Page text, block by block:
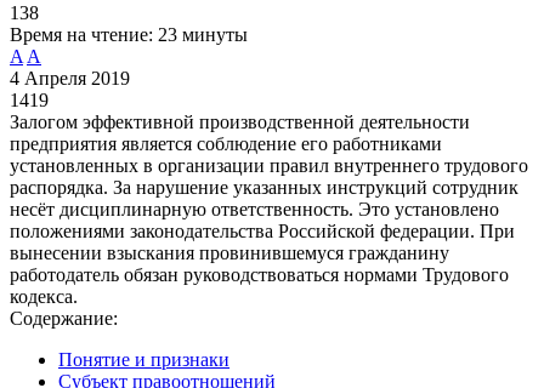
138
Время на чтение: 23 минуты
A A
4 Апреля 2019
1419
Залогом эффективной производственной деятельности
предприятия является соблюдение его работниками
установленных в организации правил внутреннего трудового
распорядка. За нарушение указанных инструкций сотрудник
несёт дисциплинарную ответственность. Это установлено
положениями законодательства Российской федерации. При
вынесении взыскания провинившемуся гражданину
работодатель обязан руководствоваться нормами Трудового
кодекса.
Содержание:
Понятие и признаки
Субъект правоотношений